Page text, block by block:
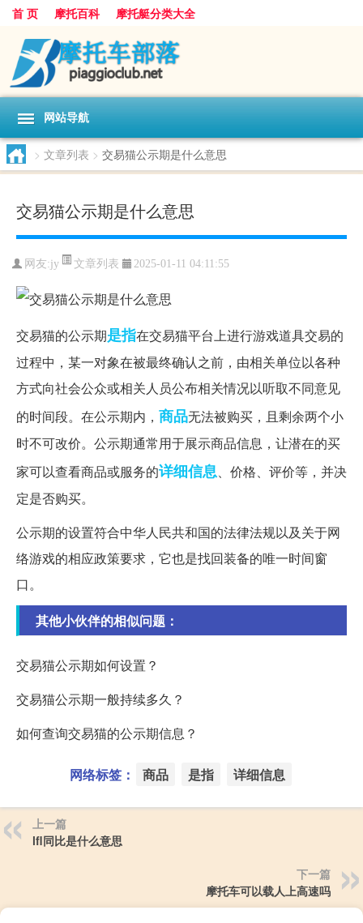
首 页 摩托百科 摩托艇分类大全
网站导航
> 文章列表 > 交易猫公示期是什么意思
交易猫公示期是什么意思
网友:jy 文章列表 2025-01-11 04:11:55
交易猫的公示期是指在交易猫平台上进行游戏道具交易的
过程中，某一对象在被最终确认之前，由相关单位以各种
方式向社会公众或相关人员公布相关情况以听取不同意见
的时间段。在公示期内， 商品无法被购买，且剩余两个小
时不可改价。公示期通常用于展示商品信息，让潜在的买
家可以查看商品或服务的详细信息、价格、评价等，并决
定是否购买。
公示期的设置符合中华人民共和国的法律法规以及关于网
络游戏的相应政策要求，它也是找回装备的唯一时间窗
口。
其他小伙伴的相似问题：
交易猫公示期如何设置？
交易猫公示期一般持续多久？
如何查询交易猫的公示期信息？
网络标签： 商品 是指 详细信息
上一篇
lfl同比是什么意思
下一篇
摩托车可以载人上高速吗